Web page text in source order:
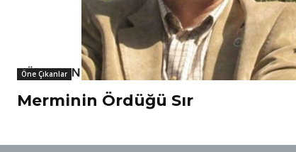
Öne Çıkanlar
Merminin Ördüğü Sır